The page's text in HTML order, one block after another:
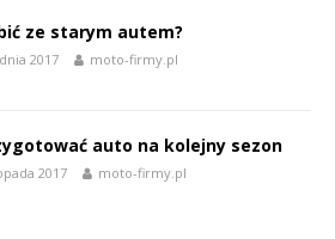
ze starym autem?
2017 moto-firmy.pl
auto na kolejny sezon
2017 moto-firmy.pl